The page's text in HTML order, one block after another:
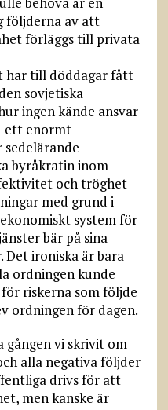
följderna av att
förläggs till privata
har till döddagar fått
sovjetiska
ingen kände ansvar
ett enormt
byråkratin inom
och tröghet
med grund i
system för
bär på sina
Det ironiska är bara
ordningen kunde
riskerna som följde
ordningen för dagen.
vi skrivit om
alla negativa följder
drivs för att
men kanske är